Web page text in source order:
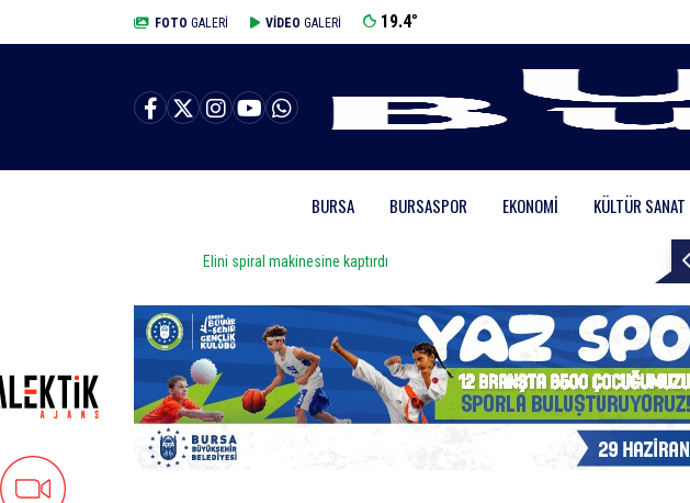
FOTO GALERİ VİDEO GALERİ 19.4°
BURSA BURSASPOR EKONOMI KÜLTÜR SANAT
Elini spiral makinesine kaptırdı